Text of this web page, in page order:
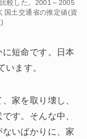
較した。2001～2005
国土交通省の推定値(資
)
短命です。日本
います。
家を取り壊し、
す。そんな中、
いばかりに、家